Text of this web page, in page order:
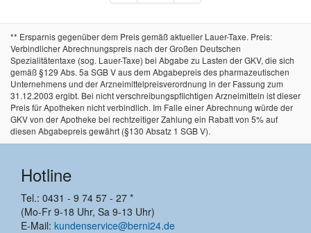
** Ersparnis gegenüber dem Preis gemäß aktueller Lauer-Taxe. Preis:
Verbindlicher Abrechnungspreis nach der Großen Deutschen
Spezialitätentaxe (sog. Lauer-Taxe) bei Abgabe zu Lasten der GKV, die sich
gemäß §129 Abs. 5a SGB V aus dem Abgabepreis des pharmazeutischen
Unternehmens und der Arzneimittelpreisverordnung in der Fassung zum
31.12.2003 ergibt. Bei nicht verschreibungspflichtigen Arzneimitteln ist dieser
Preis für Apotheken nicht verbindlich. Im Falle einer Abrechnung würde der
GKV von der Apotheke bei rechtzeitiger Zahlung ein Rabatt von 5% auf
diesen Abgabepreis gewährt (§130 Absatz 1 SGB V).
Hotline
Tel.: 0431 - 9 74 57 - 27 *
(Mo-Fr 9-18 Uhr, Sa 9-13 Uhr)
E-Mail: kundenservice@berni24.de